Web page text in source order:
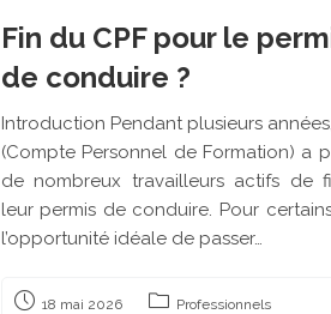
Fin du CPF pour le
de conduire ?
Introduction Pendant plusieurs
(Compte Personnel de Formation) a
de nombreux travailleurs actifs de
leur permis de conduire. Pour
l’opportunité idéale de passer…
18 mai 2026 Professionnels